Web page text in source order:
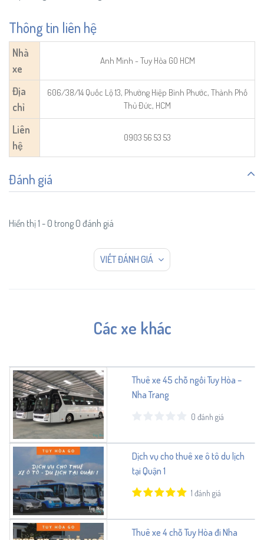
Thông tin liên hệ
Nhà
xe
Anh Minh - Tuy Hòa GO HCM
Địa
chỉ
606/38/14 Quốc Lộ 13, Phường Hiệp Bình Phước, Thành Phố
Thủ Đức, HCM
Liên
hệ
0903 56 53 53
Đánh giá
Hiển thị 1 - 0 trong 0 đánh giá
VIẾT ĐÁNH GIÁ
Các xe khác
Thuê xe 45 chỗ ngồi Tuy Hòa –
Nha Trang
0 đánh giá
Dịch vụ cho thuê xe ô tô du lịch
tại Quận 1
1 đánh giá
Thuê xe 4 chỗ Tuy Hòa đi Nha